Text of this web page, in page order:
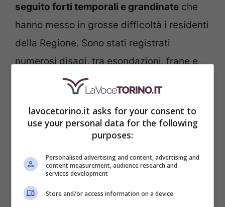
seguito forti temporali e grandinate che
hanno messo in grosse difficoltà i residenti
della Regione. Sono stati registrati
numerosi disagi, tra esondazioni, frane e
strade allagate, con residenti e turisti
fortunatamente salvati dai vigili del fuoco
e numerosi cittadini che hanno riportato
danni alle loro proprietà, comprese le auto.
lavocetorino.it asks for your consent to
use your personal data for the following
purposes:
Personalised advertising and content, advertising and
content measurement, audience research and
services development
Store and/or access information on a device